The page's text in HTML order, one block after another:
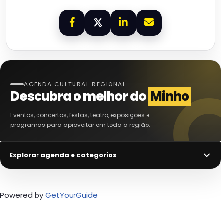
AGENDA CULTURAL REGIONAL
Descubra o melhor do Minho
Eventos, concertos, festas, teatro, exposições e
programas para aproveitar em toda a região.
Explorar agenda e categorias
Powered byGetYourGuide